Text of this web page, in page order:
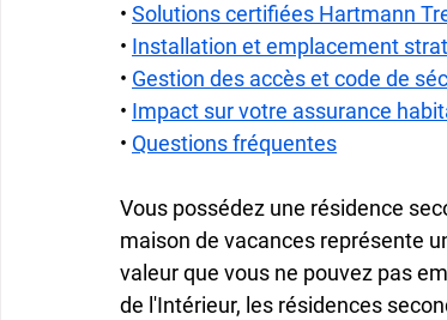
• Solutions certifiées Hartmann
• Installation et emplacement
• Gestion des accès et code de
• Impact sur votre assurance
• Questions fréquentes
Vous possédez une résidence
maison de vacances représente
valeur que vous ne pouvez pas
de l'Intérieur, les résidences